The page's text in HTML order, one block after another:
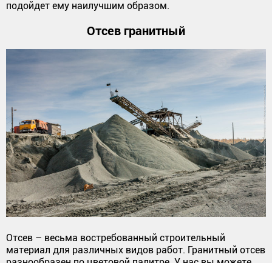
подойдет ему наилучшим образом.
Отсев гранитный
Отсев – весьма востребованный строительный
материал для различных видов работ. Гранитный отсев